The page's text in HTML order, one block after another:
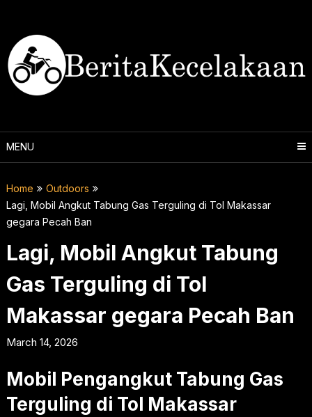
content
MENU
Home
Outdoors
Lagi, Mobil Angkut Tabung Gas Terguling di Tol Makassar
gegara Pecah Ban
Lagi, Mobil Angkut Tabung
Gas Terguling di Tol
Makassar gegara Pecah Ban
March 14, 2026
Mobil Pengangkut Tabung Gas
Terguling di Tol Makassar